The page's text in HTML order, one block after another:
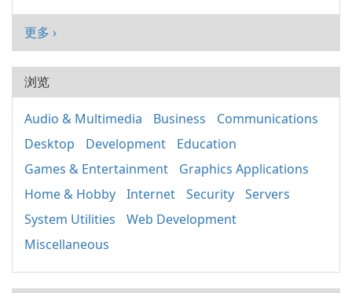
更多 ›
浏览
Audio & Multimedia Business
Communications
Desktop
Development
Education
Games & Entertainment
Graphics Applications
Home & Hobby
Internet Security
Servers
System Utilities
Web Development
Miscellaneous